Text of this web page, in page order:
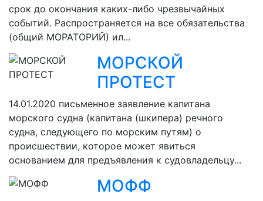
срок до окончания каких-либо чрезвычайных
событий. Распространяется на все обязательства
(общий МОРАТОРИЙ) ил...
МОРСКОЙ
ПРОТЕСТ
14.01.2020 письменное заявление капитана
морского судна (капитана (шкипера) речного
судна, следующего по морским путям) о
происшествии, которое может явиться
основанием для предъявления к судовладельцу...
МОФФ